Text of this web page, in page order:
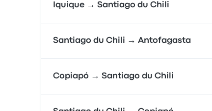
Iquique → Santiago du Chili
Santiago du Chili → Antofagasta
Copiapó → Santiago du Chili